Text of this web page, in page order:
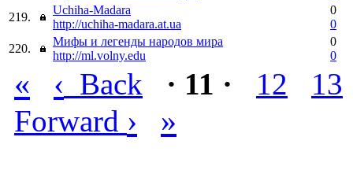
219.
Uchiha-Madara
http://uchiha-madara.at.ua
0
0
220.
Мифы и легенды народов мира
http://ml.volny.edu
0
0
« ‹ Back · 11 · 12
13
Forward › »